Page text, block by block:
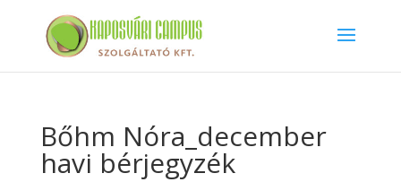
Bőhm Nóra_december
havi bérjegyzék